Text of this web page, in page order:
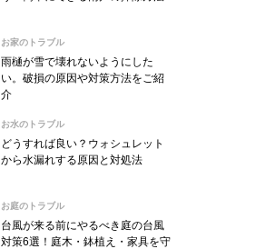
お家のトラブル
雨樋が雪で壊れないようにした
い。破損の原因や対策方法をご紹
介
お水のトラブル
どうすれば良い？ウォシュレット
から水漏れする原因と対処法
お庭のトラブル
台風が来る前にやるべき庭の台風
対策6選！庭木・鉢植え・家具を守